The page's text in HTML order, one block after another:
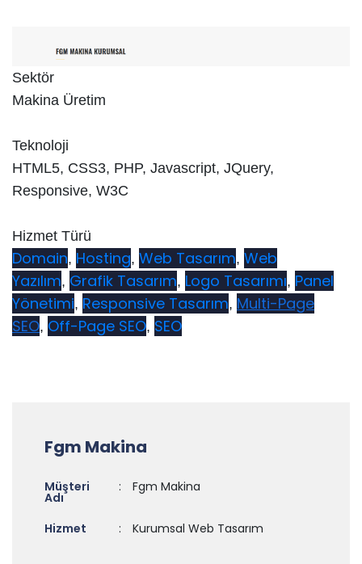
Sektör
Makina Üretim
Teknoloji
HTML5, CSS3, PHP, Javascript, JQuery,
Responsive, W3C
Hizmet Türü
Domain, Hosting, Web Tasarım, Web
Yazılım, Grafik Tasarım, Logo Tasarımı, Panel
Yönetimi, Responsive Tasarım, Multi-Page
SEO, Off-Page SEO, SEO
Fgm Makina
Müşteri
Adı
: Fgm Makina
Hizmet : Kurumsal Web Tasarım